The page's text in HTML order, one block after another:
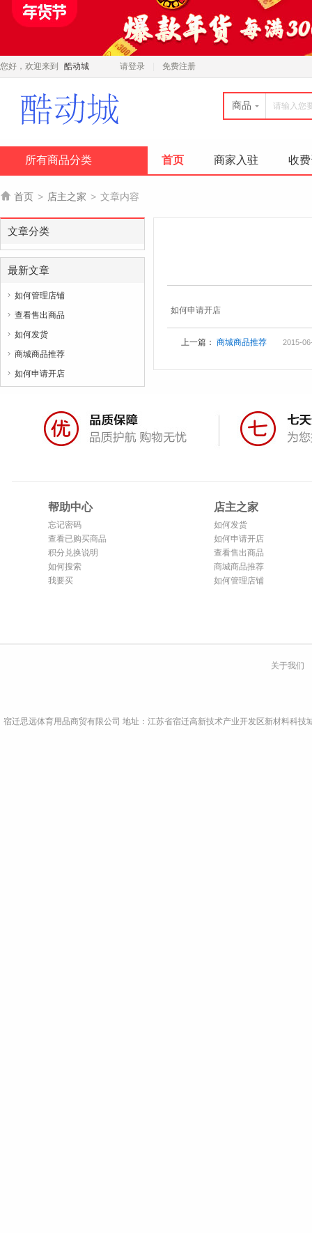
您好，欢迎来到 酷动城 请登录 免费注册
商品
所有商品分类 首页 商家入驻 收
 首页 > 店主之家 > 文章内容
文章分类
最新文章
 如何管理店铺
 查看售出商品
 如何发货
 商城商品推荐
 如何申请开店
如何申请开店
上一篇： 商城商品推荐 2015-
帮助中心
忘记密码
查看已购买商品
积分兑换说明
如何搜索
我要买
店主之家
如何发货
如何申请开店
查看售出商品
商城商品推荐
如何管理店铺
关于我们
宿迁思远体育用品商贸有限公司 地址：江苏省宿迁高新技术产业开发区新材料科